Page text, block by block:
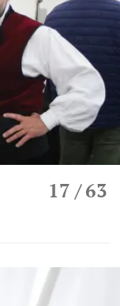
17 / 63